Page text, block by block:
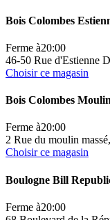
Bois Colombes
Ferme à20:00
46-50 Rue d'Estienne
Choisir ce magasin
Bois Colombes
Ferme à20:00
2 Rue du moulin
Choisir ce magasin
Boulogne Bill
Ferme à20:00